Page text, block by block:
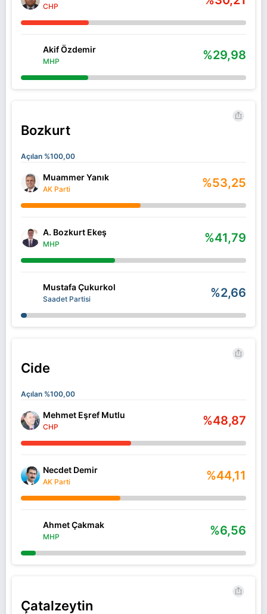
CHP
Akif Özdemir
MHP %29,98
Bozkurt
Açılan %100,00
Muammer Yanık
AK Parti %53,25
A. Bozkurt Ekeş
MHP %41,79
Mustafa Çukurkol
Saadet Partisi %2,66
Cide
Açılan %100,00
Mehmet Eşref Mutlu
CHP %48,87
Necdet Demir
AK Parti %44,11
Ahmet Çakmak
MHP %6,56
Çatalzeytin